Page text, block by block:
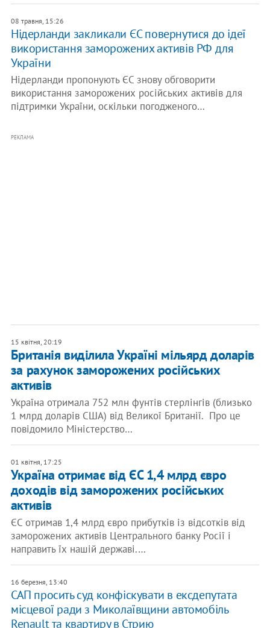
08 травня, 15:26
Нідерланди закликали ЄС повернутися до ідеї
використання заморожених активів РФ для
України
Нідерланди пропонують ЄС знову обговорити
використання заморожених російських активів для
підтримки України, оскільки погодженого…
РЕКЛАМА
15 квітня, 20:19
Британія виділила Україні мільярд доларів
за рахунок заморожених російських
активів
Україна отримала 752 млн фунтів стерлінгів (близько
1 млрд доларів США) від Великої Британії. Про це
повідомило Міністерство…
01 квітня, 17:25
Україна отримає від ЄС 1,4 млрд євро
доходів від заморожених російських
активів
ЄС отримав 1,4 млрд євро прибутків із відсотків від
заморожених активів Центрального банку Росії і
направить їх нашій державі.…
16 березня, 13:40
САП просить суд конфіскувати в ексдепутата
місцевої ради з Миколаївщини автомобіль
Renault та квартиру в Стрию